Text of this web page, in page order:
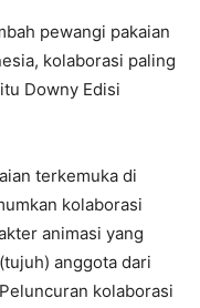
pewangi pakaian
kolaborasi paling
Downy Edisi
terkemuka di
kolaborasi
animasi yang
anggota dari
kolaborasi